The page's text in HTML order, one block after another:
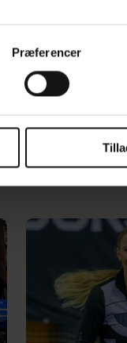
og bruge data for at
fra tredjeparter til at
Præferencer